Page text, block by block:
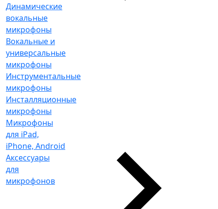
Динамические
вокальные
микрофоны
Вокальные и
универсальные
микрофоны
Инструментальные
микрофоны
Инсталляционные
микрофоны
Микрофоны
для iPad,
iPhone, Android
Аксессуары
для
микрофонов